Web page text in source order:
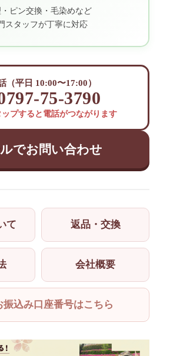
ピン交換・毛染めなど
スタッフが丁寧に対応
（平日 10:00〜17:00）
75-3790
ップすると電話がつながります
でお問い合わせ
て 返品・交換
会社概要
振込み口座番号はこちら